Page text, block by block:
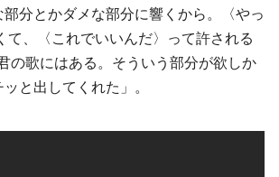
分とかダメな部分に響くから。〈やっ
て、〈これでいいんだ〉って許される
の歌にはある。そういう部分が欲しか
と出してくれた」。